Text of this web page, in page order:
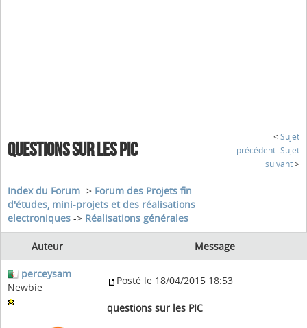
QUESTIONS SUR LES PIC
< Sujet
précédent Sujet
suivant >
Index du Forum -> Forum des Projets fin
d'études, mini-projets et des réalisations
electroniques -> Réalisations générales
Auteur Message
perceysam
Newbie
Posté le 18/04/2015 18:53
questions sur les PIC